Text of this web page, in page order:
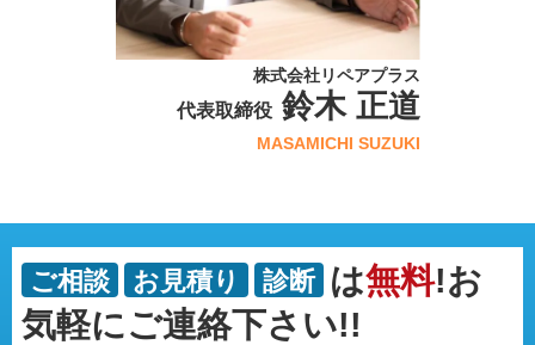
株式会社リペアプラス
代表取締役鈴木 正道
MASAMICHI SUZUKI
ご相談 お見積り 診断 は無料!お
気軽にご連絡下さい!!